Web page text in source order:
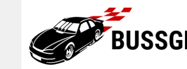
content
sidebar